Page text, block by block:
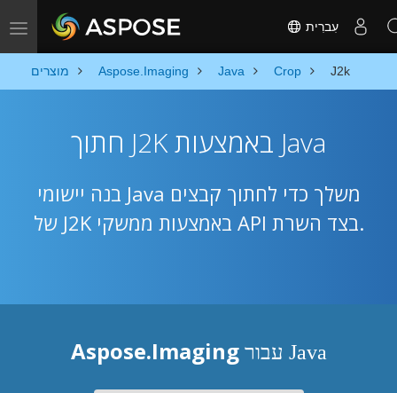
Toggle navigation עִברִית
מוצרים Aspose.Imaging Java Crop J2k
חתוך J2K באמצעות Java
בנה יישומי Java משלך כדי לחתוך קבצים
של J2K באמצעות ממשקי API בצד השרת.
Aspose.Imaging עבור Java